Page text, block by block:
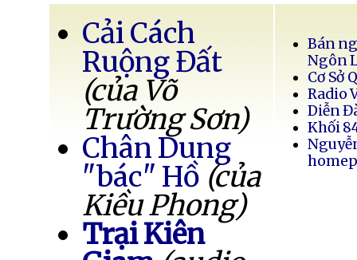
Cải Cách
Ruộng Đất
(của Võ
Trường Sơn)
Chân Dung
"bác" Hồ (của
Kiều Phong)
Trại Kiên
Bán
Ngôn
Cơ Sở
Radio
Diễn
Khối